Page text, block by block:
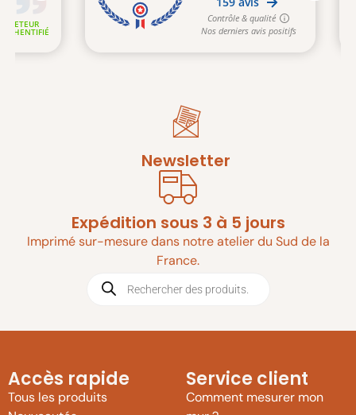
Newsletter
Expédition sous 3 à 5 jours
Imprimé sur-mesure dans notre atelier du Sud de la
France.
Accès rapide
Tous les produits
Service client
Comment mesurer mon